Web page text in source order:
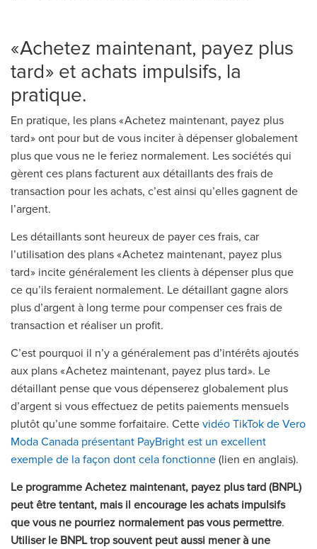
« Achetez maintenant, payez plus
tard » et achats impulsifs, la
pratique.
En pratique, les plans « Achetez maintenant, payez plus
tard » ont pour but de vous inciter à dépenser globalement
plus que vous ne le feriez normalement. Les sociétés qui
gèrent ces plans facturent aux détaillants des frais de
transaction pour les achats, c’est ainsi qu’elles gagnent de
l’argent.
Les détaillants sont heureux de payer ces frais, car
l’utilisation des plans « Achetez maintenant, payez plus
tard » incite généralement les clients à dépenser plus que
ce qu’ils feraient normalement. Le détaillant gagne alors
plus d’argent à long terme pour compenser ces frais de
transaction et réaliser un profit.
C’est pourquoi il n’y a généralement pas d’intérêts ajoutés
aux plans « Achetez maintenant, payez plus tard ». Le
détaillant pense que vous dépenserez globalement plus
d’argent si vous effectuez de petits paiements mensuels
plutôt qu’une somme forfaitaire. Cette vidéo TikTok de Vero
Moda Canada présentant PayBright est un excellent
exemple de la façon dont cela fonctionne (lien en anglais).
Le programme Achetez maintenant, payez plus tard (BNPL)
peut être tentant, mais il encourage les achats impulsifs
que vous ne pourriez normalement pas vous permettre.
Utiliser le BNPL trop souvent peut aussi mener à une